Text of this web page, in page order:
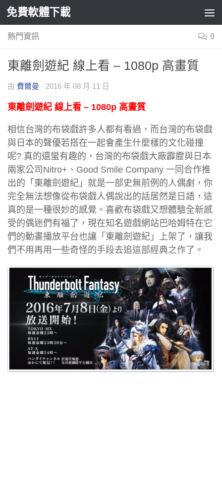
Skip to content
免費軟體下載
熱門資訊 0
東離劍遊紀 線上看 – 1080p 高畫質
由 費爾曼 · 2016 年 08 月 11 日
東離劍遊紀 線上看 – 1080p 高畫質
相信台灣的布袋戲許多人都有看過，而台灣的布袋戲
與日本的聲優若搭在一起會產生什麼樣的文化碰撞
呢? 真的還蠻有趣的，台灣的布袋戲大廠霹靂與日本
兩家公司Nitro+、Good Smile Company 一同合作推
出的「東離劍遊紀」就是一部史無前例的人偶劇，你
完全無法想像從布袋戲人偶說出的話居然是日語，這
真的是一種很妙的感覺。喜歡布袋戲又想體驗全新感
受的偶迷們有福了，現在知名遊戲網站巴哈姆特在它
們的動畫播放平台也讓「東離劍遊紀」上架了，讓我
們不用再用一些奇怪的手段去追這部經典之作了。